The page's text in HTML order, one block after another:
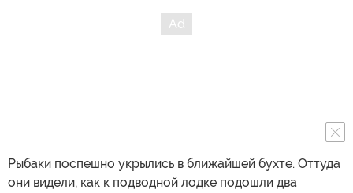
Рыбаки поспешно укрылись в ближайшей бухте. Оттуда
они видели, как к подводной лодке подошли два